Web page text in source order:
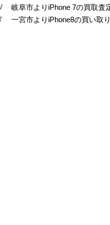
岐阜市よりiPhone 7の買取査
一宮市よりiPhone8の買い取